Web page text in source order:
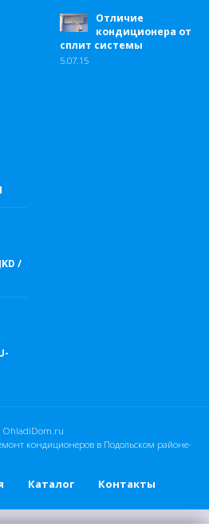
Отличие
кондиционера от
сплит системы
5.07.15
/
OhladiDom.ru
кондиционеров в Подольском районе-
Каталог Контакты